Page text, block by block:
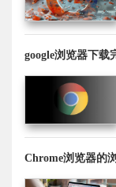
google浏览器下载
Chrome浏览器的